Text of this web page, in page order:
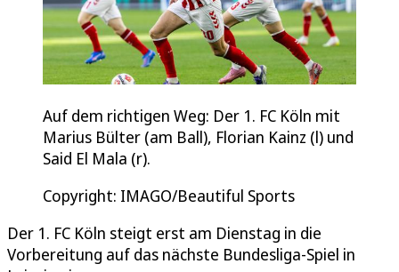
Auf dem richtigen Weg: Der 1. FC Köln mit
Marius Bülter (am Ball), Florian Kainz (l) und
Said El Mala (r).
Copyright: IMAGO/Beautiful Sports
Der 1. FC Köln steigt erst am Dienstag in die
Vorbereitung auf das nächste Bundesliga-Spiel in